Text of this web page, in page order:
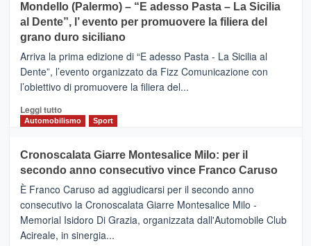
e
messaggi
di
CASTIGLIONE
DI
SICILIA
(Ct)
–
Il
Borgo
Gusto,
il
tra
sapori
vicoli
medievali
Mondello (Palermo) – “E adesso Pasta – La Sicilia
al Dente”, l’ evento per promuovere la filiera del
grano duro siciliano
Arriva la prima edizione di “E adesso Pasta - La Sicilia al
Dente”, l’evento organizzato da Fizz Comunicazione con
l’obiettivo di promuovere la filiera del...
Leggi tuttoLeggi
di
Mondello
(Palermo)
–
“E
adesso
Pasta
–
Automobilismo Sport
Cronoscalata Giarre Montesalice Milo: per il
secondo anno consecutivo vince Franco Caruso
È Franco Caruso ad aggiudicarsi per il secondo anno
consecutivo la Cronoscalata Giarre Montesalice Milo -
Memorial Isidoro Di Grazia, organizzata dall'Automobile Club
Acireale, in sinergia...